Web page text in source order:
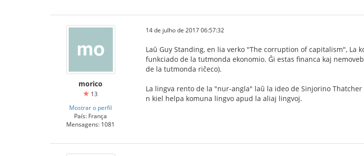
morico
13
Mostrar o perfil
País: França
Mensagens: 1081
14 de julho de 2017 06:57:32
Laŭ Guy Standing, en lia verko "The corruption of capitalism",
funkciado de la tutmonda ekonomio. Ĝi estas financa kaj
de la tutmonda riĉeco).
La lingva rento de la "nur-angla" laŭ la ideo de Sinjorino
n kiel helpa komuna lingvo apud la aliaj lingvoj.